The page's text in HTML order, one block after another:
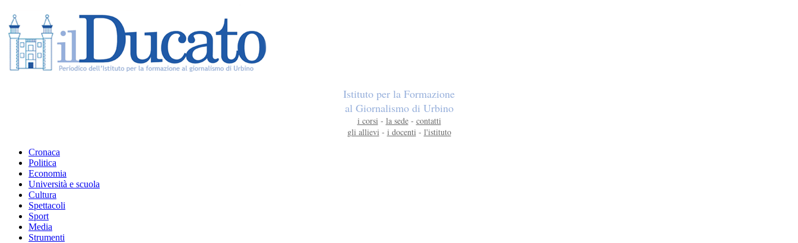
Istituto per la Formazione
al Giornalismo di Urbino
i corsi - la sede- contatti
gli allievi - i docenti - l'istituto
Cronaca
Politica
Economia
Università e scuola
Cultura
Spettacoli
Sport
Media
Strumenti